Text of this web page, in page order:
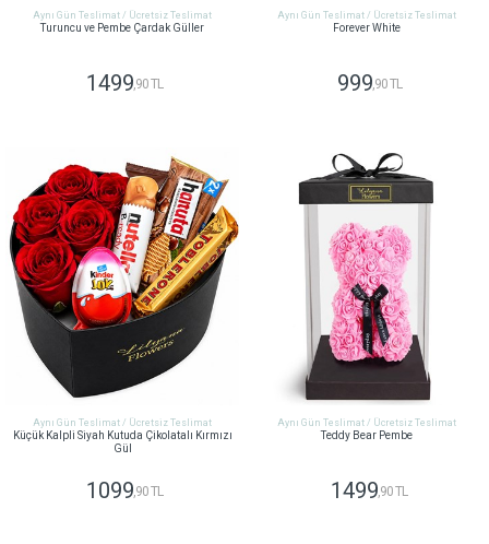
Aynı Gün Teslimat / Ücretsiz Teslimat
Turuncu ve Pembe Çardak Güller
1499,90 TL
Aynı Gün Teslimat / Ücretsiz Teslimat
Forever White
999,90 TL
Aynı Gün Teslimat / Ücretsiz Teslimat
Küçük Kalpli Siyah Kutuda Çikolatalı Kırmızı
Gül
1099 ,90 TL
Aynı Gün Teslimat / Ücretsiz Teslimat
Teddy Bear Pembe
1499 ,90 TL